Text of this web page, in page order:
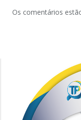
Os comentários